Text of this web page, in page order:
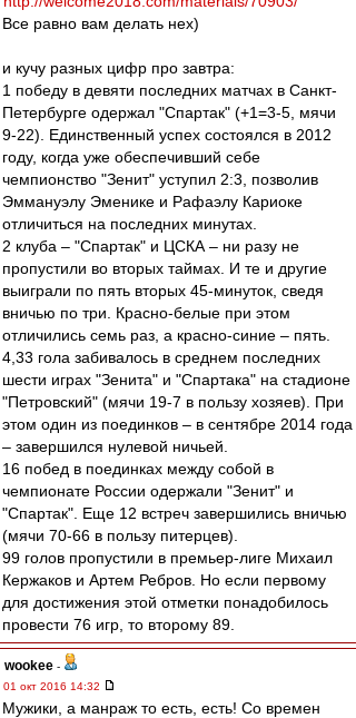
Все равно вам делать нех)
и кучу разных цифр про завтра:
1 победу в девяти последних матчах в Санкт-
Петербурге одержал "Спартак" (+1=3-5, мячи
9-22). Единственный успех состоялся в 2012
году, когда уже обеспечивший себе
чемпионство "Зенит" уступил 2:3, позволив
Эммануэлу Эменике и Рафаэлу Кариоке
отличиться на последних минутах.
2 клуба – "Спартак" и ЦСКА – ни разу не
пропустили во вторых таймах. И те и другие
выиграли по пять вторых 45-минуток, сведя
вничью по три. Красно-белые при этом
отличились семь раз, а красно-синие – пять.
4,33 гола забивалось в среднем последних
шести играх "Зенита" и "Спартака" на стадионе
"Петровский" (мячи 19-7 в пользу хозяев). При
этом один из поединков – в сентябре 2014 года
– завершился нулевой ничьей.
16 побед в поединках между собой в
чемпионате России одержали "Зенит" и
"Спартак". Еще 12 встреч завершились вничью
(мячи 70-66 в пользу питерцев).
99 голов пропустили в премьер-лиге Михаил
Кержаков и Артем Ребров. Но если первому
для достижения этой отметки понадобилось
провести 76 игр, то второму 89.
wookee -
01 окт 2016 14:32
Мужики, а манраж то есть, есть! Со времен